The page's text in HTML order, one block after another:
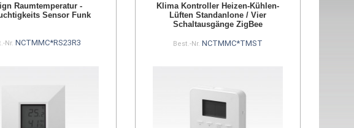
Raumtemperatur -
Sensor Funk
Nr. NCTMMC*RS23R3
Klima Kontroller Heizen-Kühlen-
Lüften Standanlone / Vier
Schaltausgänge ZigBee
Best.-Nr. NCTMMC*TMST